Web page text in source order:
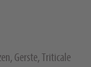
Gerste, Triticale